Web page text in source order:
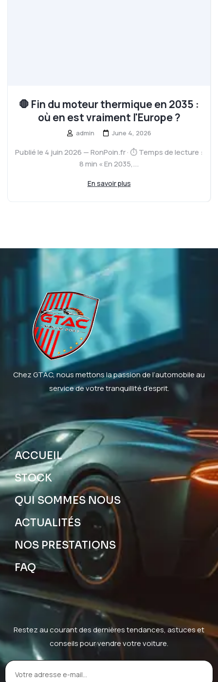
🛑 Fin du moteur thermique en 2035 :
où en est vraiment l'Europe ?
admin June 4, 2026
Publié le 4 juin 2026 — RonPoin.fr · ⏱️ Temps de lecture :
8 min « En 2035,...
En savoir plus
Chez GTAC, nous mettons la passion de l’automobile au
service de votre tranquillité d’esprit.
ACCUEIL
STOCK
QUI SOMMES NOUS
ACTUALITÉS
NOS PRESTATIONS
FAQ
Restez au courant des dernières tendances, astuces et
conseils pour vendre votre voiture.